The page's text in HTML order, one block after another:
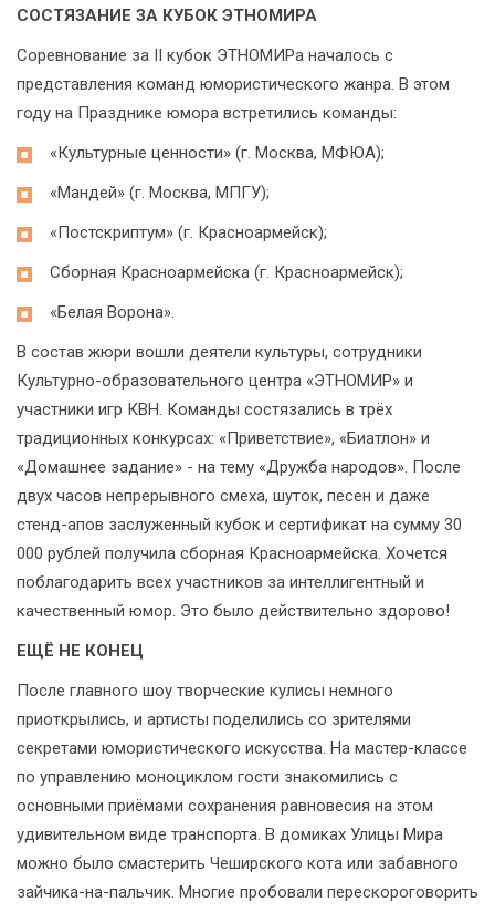
СОСТЯЗАНИЕ ЗА КУБОК ЭТНОМИРА
Соревнование за II кубок ЭТНОМИРа началось с
представления команд юмористического жанра. В этом
году на Празднике юмора встретились команды:
«Культурные ценности» (г. Москва, МФЮА);
«Мандей» (г. Москва, МПГУ);
«Постскриптум» (г. Красноармейск);
Сборная Красноармейска (г. Красноармейск);
«Белая Ворона».
В состав жюри вошли деятели культуры, сотрудники
Культурно-образовательного центра «ЭТНОМИР» и
участники игр КВН. Команды состязались в трёх
традиционных конкурсах: «Приветствие», «Биатлон» и
«Домашнее задание» - на тему «Дружба народов». После
двух часов непрерывного смеха, шуток, песен и даже
стенд-апов заслуженный кубок и сертификат на сумму 30
000 рублей получила сборная Красноармейска. Хочется
поблагодарить всех участников за интеллигентный и
качественный юмор. Это было действительно здорово!
ЕЩЁ НЕ КОНЕЦ
После главного шоу творческие кулисы немного
приоткрылись, и артисты поделились со зрителями
секретами юмористического искусства. На мастер-классе
по управлению моноциклом гости знакомились с
основными приёмами сохранения равновесия на этом
удивительном виде транспорта. В домиках Улицы Мира
можно было смастерить Чеширского кота или забавного
зайчика-на-пальчик. Многие пробовали перескороговорить